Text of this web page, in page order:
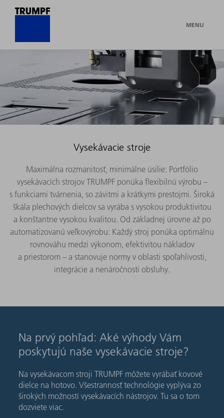
MENU
Vysekávacie stroje
Maximálna rozmanitosť, minimálne úsilie: Portfólio
vysekávacích strojov TRUMPF ponúka flexibilnú výrobu –
s funkciami tvárnenia, so závitmi a krátkymi prestojmi. Široká
škála plechových dielcov sa vyrába s vysokou produktivitou
a konštantne vysokou kvalitou. Od základnej úrovne až po
automatizovanú veľkovýrobu: Každý stroj ponúka optimálnu
rovnováhu medzi výkonom, efektivitou nákladov
a priestorom – a stanovuje normy v oblasti spoľahlivosti,
integrácie a nenáročnosti obsluhy.
Na prvý pohľad: Aké výhody Vám
poskytujú naše vysekávacie stroje?
Na vysekávacom stroji TRUMPF môžete vyrábať kovové
dielce na hotovo. Všestrannosť technológie vyplýva zo
širokých možností vysekávacích nástrojov. Tu sa o tom
dozviete viac.